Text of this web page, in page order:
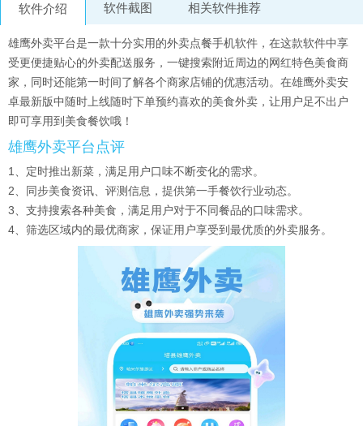
软件介绍 软件截图 相关软件推荐
雄鹰外卖平台是一款十分实用的外卖点餐手机软件，在这款软件中享
受更便捷贴心的外卖配送服务，一键搜索附近周边的网红特色美食商
家，同时还能第一时间了解各个商家店铺的优惠活动。在雄鹰外卖安
卓最新版中随时上线随时下单预约喜欢的美食外卖，让用户足不出户
即可享用到美食餐饮哦！
雄鹰外卖平台点评
1、定时推出新菜，满足用户口味不断变化的需求。
2、同步美食资讯、评测信息，提供第一手餐饮行业动态。
3、支持搜索各种美食，满足用户对于不同餐品的口味需求。
4、筛选区域内的最优商家，保证用户享受到最优质的外卖服务。